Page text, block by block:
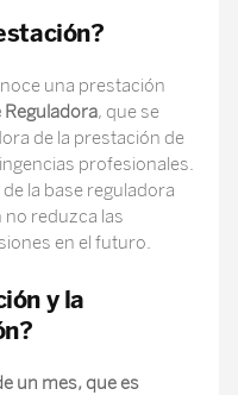
una prestación
Reguladora, que se
de la prestación de
profesionales.
la base reguladora
no reduzca las
en el futuro.
y la
un mes, que es